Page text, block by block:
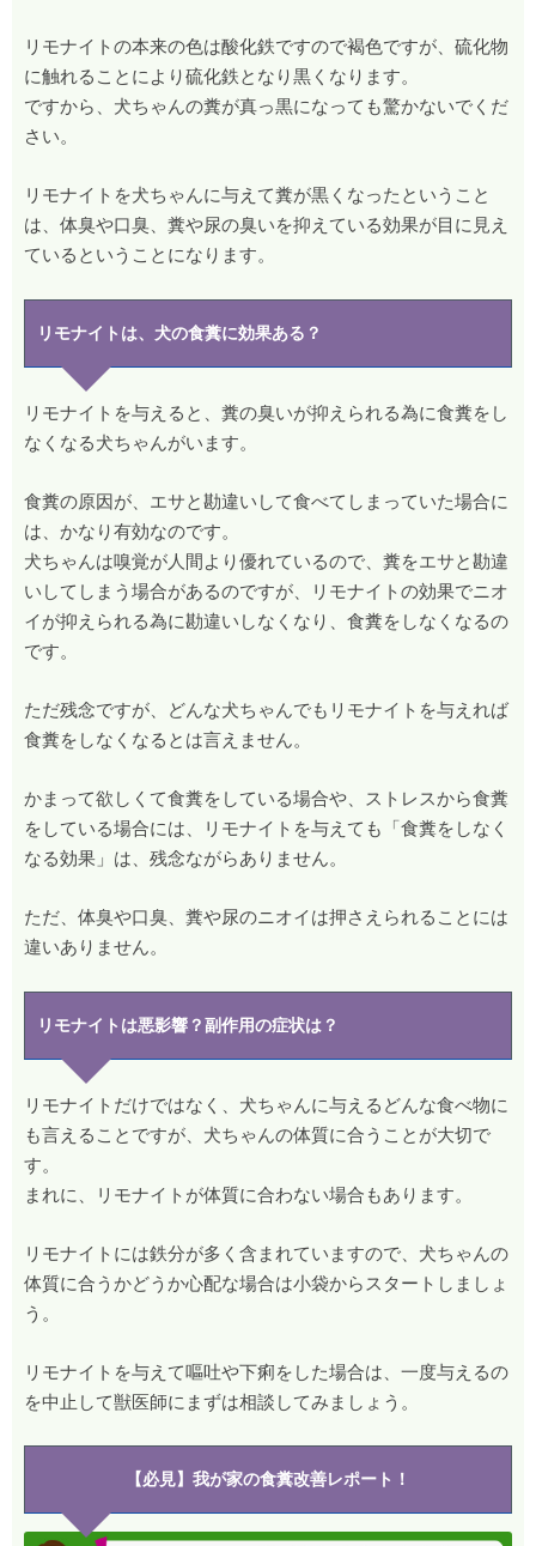
リモナイトの本来の色は酸化鉄ですので褐色ですが、硫化物
に触れることにより硫化鉄となり黒くなります。
ですから、犬ちゃんの糞が真っ黒になっても驚かないでくだ
さい。
リモナイトを犬ちゃんに与えて糞が黒くなったということ
は、体臭や口臭、糞や尿の臭いを抑えている効果が目に見え
ているということになります。
リモナイトは、犬の食糞に効果ある？
リモナイトを与えると、糞の臭いが抑えられる為に食糞をし
なくなる犬ちゃんがいます。
食糞の原因が、エサと勘違いして食べてしまっていた場合に
は、かなり有効なのです。
犬ちゃんは嗅覚が人間より優れているので、糞をエサと勘違
いしてしまう場合があるのですが、リモナイトの効果でニオ
イが抑えられる為に勘違いしなくなり、食糞をしなくなるの
です。
ただ残念ですが、どんな犬ちゃんでもリモナイトを与えれば
食糞をしなくなるとは言えません。
かまって欲しくて食糞をしている場合や、ストレスから食糞
をしている場合には、リモナイトを与えても「食糞をしなく
なる効果」は、残念ながらありません。
ただ、体臭や口臭、糞や尿のニオイは押さえられることには
違いありません。
リモナイトは悪影響？副作用の症状は？
リモナイトだけではなく、犬ちゃんに与えるどんな食べ物に
も言えることですが、犬ちゃんの体質に合うことが大切で
す。
まれに、リモナイトが体質に合わない場合もあります。
リモナイトには鉄分が多く含まれていますので、犬ちゃんの
体質に合うかどうか心配な場合は小袋からスタートしましょ
う。
リモナイトを与えて嘔吐や下痢をした場合は、一度与えるの
を中止して獣医師にまずは相談してみましょう。
【必見】我が家の食糞改善レポート！